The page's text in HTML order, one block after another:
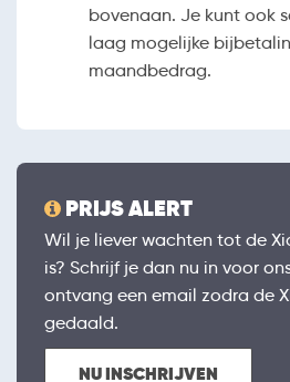
bovenaan. Je kunt ook
laag mogelijke
maandbedrag.
PRIJS ALERT
Wil je liever wachten tot de
is? Schrijf je dan nu in voor
ontvang een email zodra de
gedaald.
NU INSCHRIJVEN